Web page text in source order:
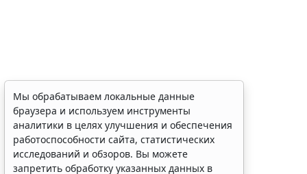
Мы обрабатываем локальные данные
браузера и используем инструменты
аналитики в целях улучшения и обеспечения
работоспособности сайта, статистических
исследований и обзоров. Вы можете
запретить обработку указанных данных в